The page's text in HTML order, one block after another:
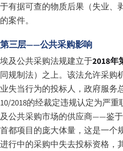
于有据可查的物质后果（失业、
的案件。
第三层——公共采购影响
埃及公共采购法规建立于2018年
同规制法）之上。该法允许采购
业失当行为的投标人，政府服务
10/2018的经裁定违规认定为严
及公共采购市场的供应商——鉴
首都项目的庞大体量，这是一
进行中的采购中失去投标资格，